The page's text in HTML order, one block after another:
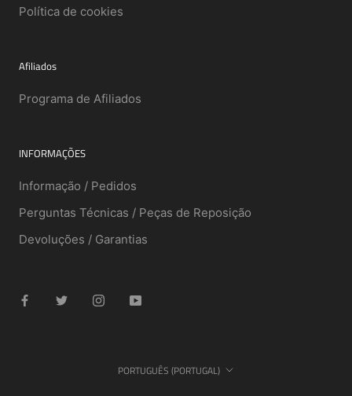
Política de cookies
Afiliados
Programa de Afiliados
INFORMAÇÕES
Informação / Pedidos
Perguntas Técnicas / Peças de Reposição
Devoluções / Garantias
Idioma
PORTUGUÊS (PORTUGAL)